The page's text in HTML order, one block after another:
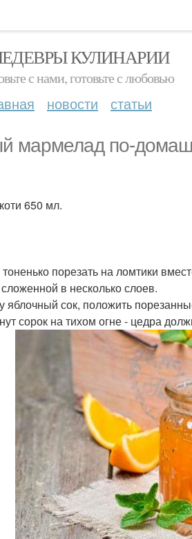
КУЛИНАРИИ
с нами, готовьте с любовью
новости статьи
мармелад по-
650 мл.
порезать на ломтики
в несколько слоев.
яблочный сок, положить
сорок на тихом огне - цедра